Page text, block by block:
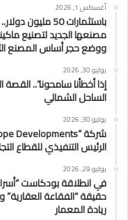
أغسطس 1, 2026
باستثمارات 50
ووضع حجر أساس المصنع
يوليو 30, 2026
إذا أخطأنا سامحونا”..
الساحل الشمالي
يوليو 30, 2026
الرئيس التنفيذي للقطاع
يوليو 29, 2026
في انطلاقة بودكاست
حقيقة “الفقاعة
ريادة المعمار